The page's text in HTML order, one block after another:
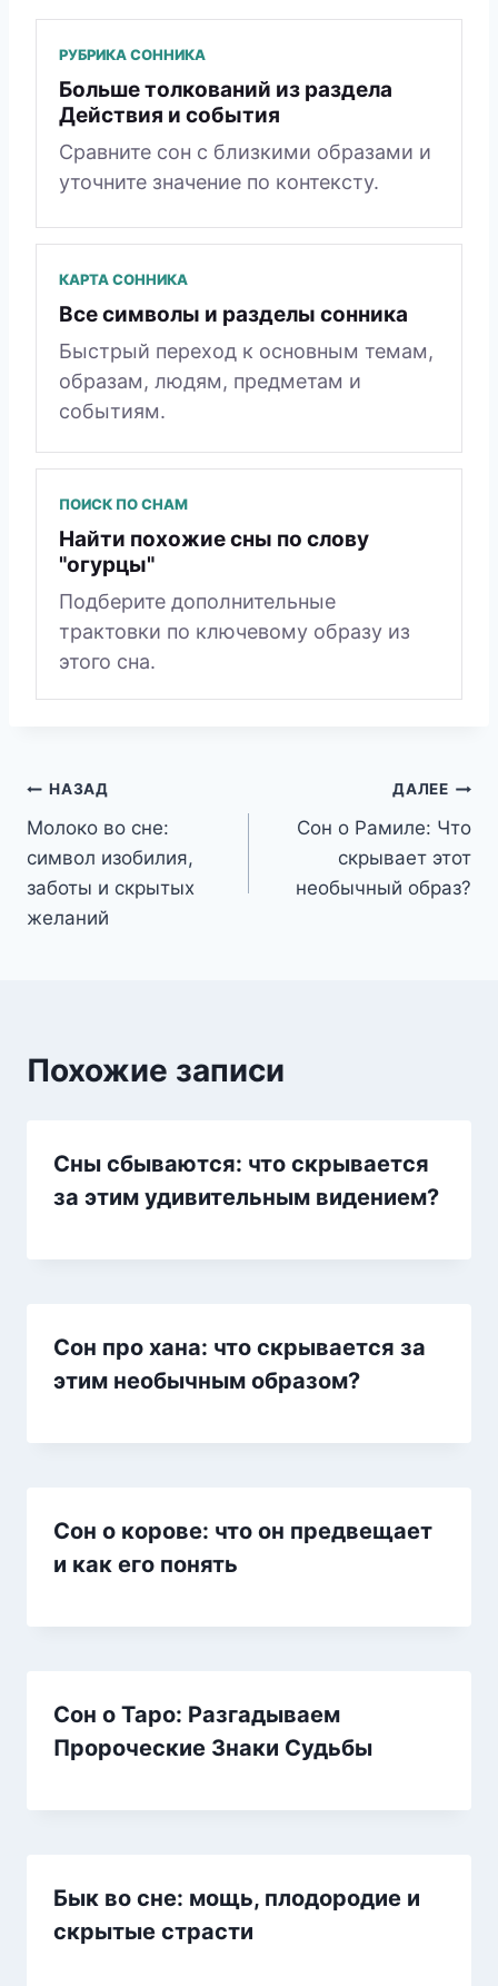
РУБРИКА СОННИКА
Больше толкований из раздела
Действия и события
Сравните сон с близкими образами и
уточните значение по контексту.
КАРТА СОННИКА
Все символы и разделы сонника
Быстрый переход к основным темам,
образам, людям, предметам и
событиям.
ПОИСК ПО СНАМ
Найти похожие сны по слову
"огурцы"
Подберите дополнительные
трактовки по ключевому образу из
этого сна.
Навигация
по
записям
НАЗАД
Молоко во сне:
символ изобилия,
заботы и скрытых
желаний
ДАЛЕЕ
Сон о Рамиле: Что
скрывает этот
необычный образ?
Похожие записи
Сны сбываются: что скрывается
за этим удивительным видением?
Сон про хана: что скрывается за
этим необычным образом?
Сон о корове: что он предвещает
и как его понять
Сон о Таро: Разгадываем
Пророческие Знаки Судьбы
Бык во сне: мощь, плодородие и
скрытые страсти